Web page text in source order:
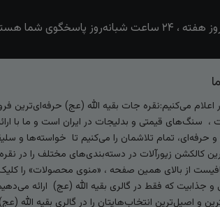
پاسخگوی شما هستیم
اعلام می‌کنیم:نقره جات بقیه الله (عج) حرفه‌ای‌ترین
، سنگ‌های قیمتی و بدلیجات در ایران است و ما با
تمام تلاشمان را می‌کنیم تا خواسته‌ها و
کالکشن زیورآلات در دسته‌بندی‌های مختلف را در
از بالای همین صفحه ، «منوی محصولات» را کلیک
و جذابیت که فقط در گالری بقیه الله (عج) ارائه
و اصیل‌ترین انتخاب‌هایتان را در گالری بقیه الله